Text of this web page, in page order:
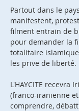
Partout dans le
manifestent,
filment entrain de
pour demander la
totalitaire
les prive de liberté.
L'HAYCITE recevra
(franco-iranienne
comprendre,